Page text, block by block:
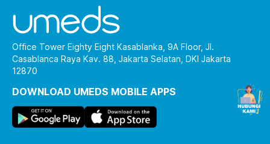
Office Tower Eighty Eight Kasablanka, 9A Floor, Jl.
Casablanca Raya Kav. 88, Jakarta Selatan, DKI Jakarta
12870
DOWNLOAD UMEDS MOBILE APPS